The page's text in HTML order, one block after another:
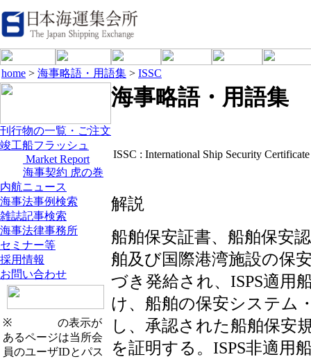
home > 海事略語・用語集 > ISSC
刊行物の一覧・ご注文
竣工船フラッシュ
Market Report
海事契約 虎の巻
内航ニュース
海事法事例検索
雑誌記事検索
海事法律事務所
セミナー等
採用情報
お問い合わせ
※
の表示が
あるページは当所会
員のユーザIDとパス
海事略語・用語集
ISSC : International Ship Security Certificate
解説
船舶保安証書、船舶保安
舶及び国際港湾施設の保
づき発給され、ISPS適用
け、船舶の保安システム
し、承認された船舶保安
を証明する。ISPS非適用